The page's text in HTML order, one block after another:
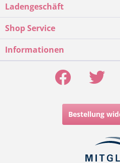
Ladengeschäft
Shop Service
Informationen
Bestellung